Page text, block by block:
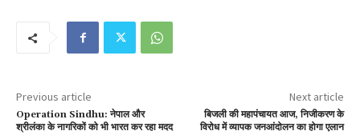
Previous article
Operation Sindhu: नेपाल और
श्रीलंका के नागरिकों को भी भारत कर रहा मदद
Next article
बिजली की महापंचायत आज, निजीकरण के
विरोध में व्यापक जनआंदोलन का होगा एलान